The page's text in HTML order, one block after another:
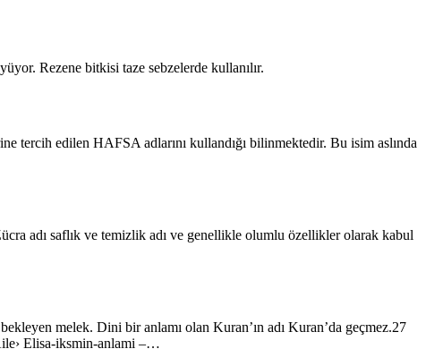
Rezene bitkisi taze sebzelerde kullanılır.
tercih edilen HAFSA adlarını kullandığı bilinmektedir. Bu isim aslında
adı saflık ve temizlik adı ve genellikle olumlu özellikler olarak kabul
melek. Dini bir anlamı olan Kuran’ın adı Kuran’da geçmez.27
Elisa-iksmin-anlami –…